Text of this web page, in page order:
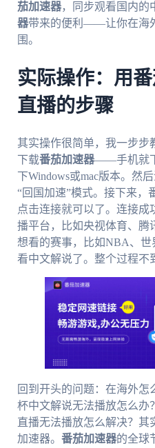
茄加速器，同步观看国内的
器带来的便利——让你在海
围。
实际操作：用
直播的步骤
其实操作很简单，我一步步
下载番茄加速器——手机就
下Windows或mac版本。然
“回国加速”模式。接下来，
点击连接就可以了。连接成
播平台，比如央视体育、腾
想看的赛事，比如NBA、
看中文解说了。整个过程不
回到开头的问题：在海外
杯中文解说无法播放怎么办
直播无法播放怎么解决？
加速器。 番茄加速器的全球